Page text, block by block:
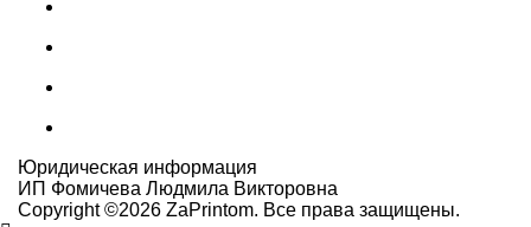
Юридическая информация
ИП Фомичева Людмила Викторовна
Copyright ©2026 ZaPrintom. Все права защищены.